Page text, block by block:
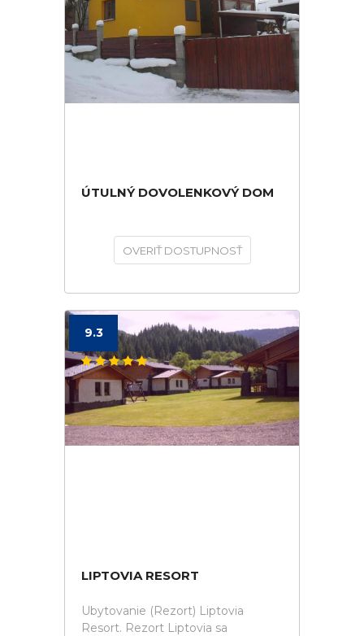
ÚTULNÝ DOVOLENKOVÝ DOM
OVERIŤ DOSTUPNOSŤ
9.3
LIPTOVIA RESORT
Ubytovanie (Rezort) Liptovia
Resort. Rezort Liptovia sa